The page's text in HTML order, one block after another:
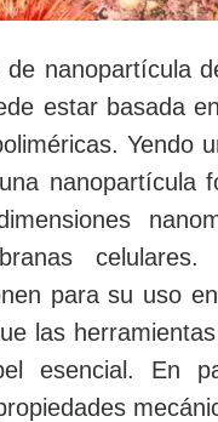
nanopartícula
estar basada
Yendo
nanopartícula
para su uso
las
esencial. En